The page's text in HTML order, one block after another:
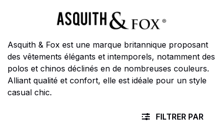
Asquith & Fox est une marque britannique proposant
des vêtements élégants et intemporels, notamment des
polos et chinos déclinés en de nombreuses couleurs.
Alliant qualité et confort, elle est idéale pour un style
casual chic.
FILTRER PAR